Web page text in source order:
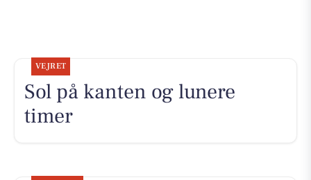
VEJRET
Sol på kanten og lunere
timer